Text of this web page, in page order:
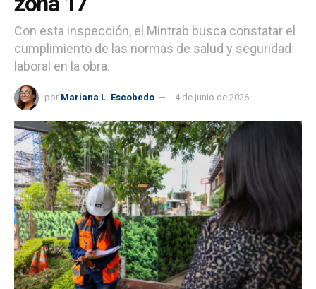
Con esta inspección, el Mintrab busca constatar el
cumplimiento de las normas de salud y seguridad
laboral en la obra.
por Mariana L. Escobedo 4 de junio de 2026